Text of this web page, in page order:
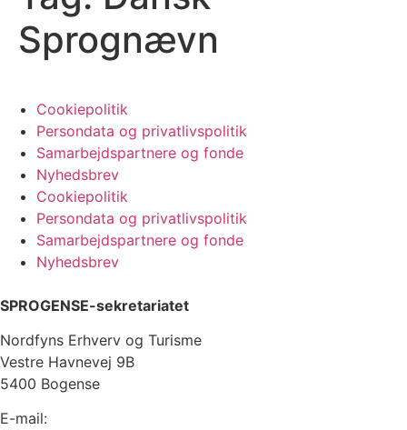
Sprognævn
Cookiepolitik
Persondata og privatlivspolitik
Samarbejdspartnere og fonde
Nyhedsbrev
Cookiepolitik
Persondata og privatlivspolitik
Samarbejdspartnere og fonde
Nyhedsbrev
SPROGENSE-sekretariatet
Nordfyns Erhverv og Turisme
Vestre Havnevej 9B
5400 Bogense
E-mail: